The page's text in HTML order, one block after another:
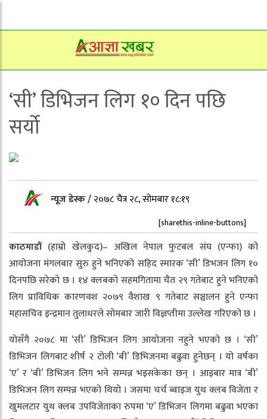
‘सी’ डिभिजन लिग १० दिन पछि
सर्यो
न्यूज डेस्क/२०७८ चैत्र २८, सोमबार १८:१९
[sharethis-inline-buttons]
काठमाडौं(हाम्रो खेलकुद)– अखिल नेपाल फुटबल संघ (एन्फा) को
आयोजना मंगलबार सुरु हुने भनिएको सहिद स्मारक ‘सी’ डिभजन लिग १०
दिनपछि सरेको छ । १४ क्लबको सहमगितामा चैत २९ गतेबाट हुने भनिएको
लिग प्राविधिक कारणवश २०७९ वैशाख ९ गतेबाट सञ्चालन हुने एन्फा
महासचिव इन्द्रमान तुलाधरले सोमबार जारी विज्ञप्तीमा उल्लेख गरिएको छ ।
योसँगै २०७८ मा ‘सी’ डिभिजन लिग आयोजना नहुने भएको छ । ‘सी’
डिभिजन लिगबाट शीर्ष २ टोली ‘बी’ डिभिजनमा बढुवा हुनेछन् । यो वर्षका
‘ए’ र ‘बी’ डिभिजन लिग भने सम्पन्न भइसकेका छन् । आइबार मात्र ‘बी’
डिभिजन लिग सम्पन्न भएको थियो । जसमा चर्च ब्वाइज युथ क्लब विजेता र
खुमलटार युथ क्लब उपविजेताका रुपमा ‘ए’ डिभिजन लिगमा बढुवा भएका